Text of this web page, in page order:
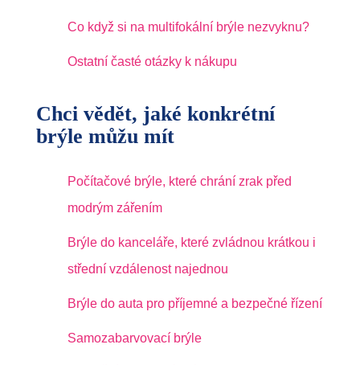
Co když si na multifokální brýle nezvyknu?
Ostatní časté otázky k nákupu
Chci vědět, jaké konkrétní
brýle můžu mít
Počítačové brýle, které chrání zrak před
modrým zářením
Brýle do kanceláře, které zvládnou krátkou i
střední vzdálenost najednou
Brýle do auta pro příjemné a bezpečné řízení
Samozabarvovací brýle